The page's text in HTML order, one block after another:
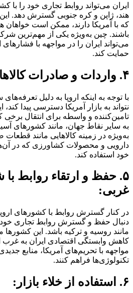
ایران می‌تواند روابط تجاری خود را با
هند، ژاپن و کره جنوبی گسترش دهد.
که با آمریکا دارند، ممکن است خواهان
باشند. چین به‌ویژه یکی از مهم‌ترین
می‌تواند ایران را در مواجهه با
حمایت کند.
۴. واردات و صادرات کالاها:
با توجه به اینکه اروپا به دلیل
نتواند به بازار آمریکا دسترسی پیدا
تامین‌کننده و واسطه برای انتقال برخی
به سایر نقاط جهان، مانند کشورهای
به‌ویژه در زمینه کالاهایی مانند
دارویی و محصولات کشاورزی که در
خود استفاده کند.
۵. حفظ و ارتقاء روابط
غربی:
در کنار گسترش روابط با کشورهای
دنبال حفظ و گسترش روابط تجاری
مانند روسیه و ترکیه باشد. این کشورها
کاهش وابستگی اقتصادی ایران به غرب
مواجهه با تحریم‌های آمریکا، منابع
تکنولوژی‌ها فراهم کنند.
۶. استفاده از خلاء بازار: